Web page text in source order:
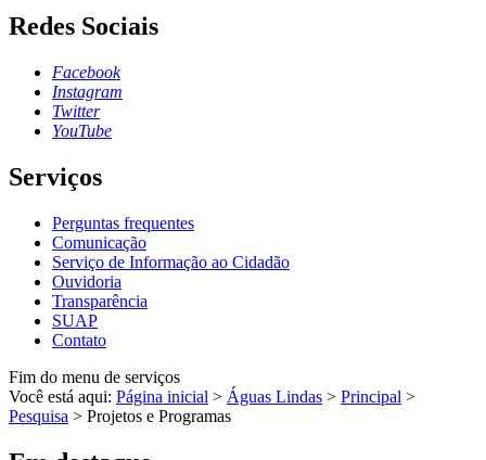
Redes Sociais
Facebook
Instagram
Twitter
YouTube
Serviços
Perguntas frequentes
Comunicação
Serviço de Informação ao Cidadão
Ouvidoria
Transparência
SUAP
Contato
Fim do menu de serviços
Você está aqui: Página inicial > Águas Lindas > Principal >
Pesquisa > Projetos e Programas